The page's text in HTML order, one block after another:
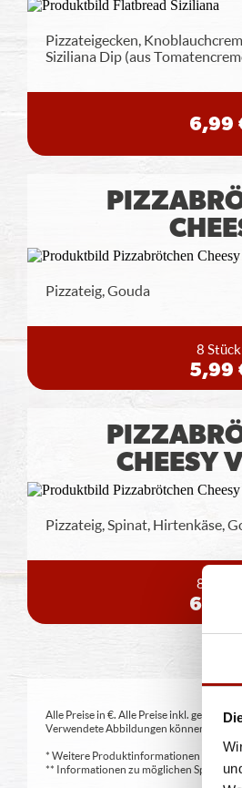
Pizzateigecken,
Siziliana Dip (aus
6,99
Pizzateig, Gouda
8 Stück
5,99
CHEESY
Pizzateig, Spinat, Hirtenkäse,
8 Stück
6,99 €
Alle Preise in €. Alle Preise inkl. gesetzl.
Verwendete Abbildungen können von
* Weitere Produktinformationen zu
** Informationen zu möglichen Spuren